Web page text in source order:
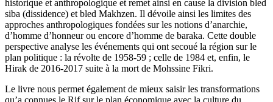
historique et anthropologique et remet ainsi en cause la division bled
siba (dissidence) et bled Makhzen. Il dévoile ainsi les limites des
approches anthropologiques fondées sur les notions d’anarchie,
d’homme d’honneur ou encore d’homme de baraka. Cette double
perspective analyse les événements qui ont secoué la région sur le
plan politique : la révolte de 1958-59 ; celle de 1984 et, enfin, le
Hirak de 2016-2017 suite à la mort de Mohssine Fikri.
Le livre nous permet également de mieux saisir les transformations
qu’a connues le Rif sur le plan économique avec la culture du